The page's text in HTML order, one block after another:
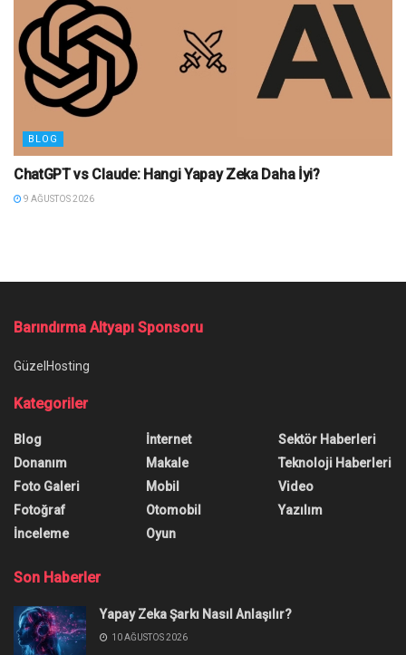
BLOG
ChatGPT vs Claude: Hangi Yapay Zeka Daha İyi?
9 AĞUSTOS 2026
Barındırma Altyapı Sponsoru
GüzelHosting
Kategoriler
Blog
Donanım
Foto Galeri
Fotoğraf
İnceleme
İnternet
Makale
Mobil
Otomobil
Oyun
Sektör Haberleri
Teknoloji Haberleri
Video
Yazılım
Son Haberler
Yapay Zeka Şarkı Nasıl Anlaşılır?
10 AĞUSTOS 2026